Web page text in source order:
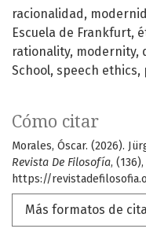
racionalidad
Escuela de Frankfurt
rationality modernity
School speech ethics
Cómo citar
Morales, Óscar. (2026).
Revista De Filosofía,
https://
Más formatos de cita